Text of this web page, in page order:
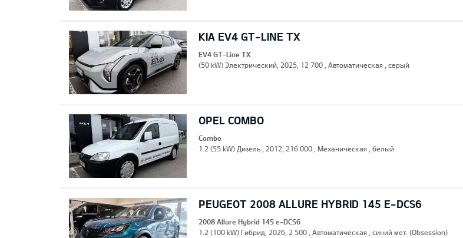
KIA EV4 GT-LINE TX
EV4 GT-Line TX
(50 kW) Электрический, 2025, 12 700 , Автоматическая , серый
OPEL COMBO
Combo
1.2 (55 kW) Дизель , 2012, 216 000 , Механическая , белый
PEUGEOT 2008 ALLURE HYBRID 145 E-DCS6
2008 Allure Hybrid 145 e-DCS6
1.2 (100 kW) Гибрид, 2026, 2 500 , Автоматическая , синий мет. (Obsession)